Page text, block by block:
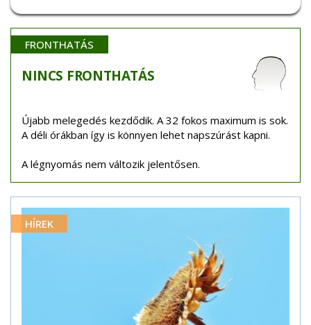
FRONTHATÁS
NINCS FRONTHATÁS
Újabb melegedés kezdődik. A 32 fokos maximum is sok.
A déli órákban így is könnyen lehet napszúrást kapni.
A légnyomás nem változik jelentősen.
HÍREK